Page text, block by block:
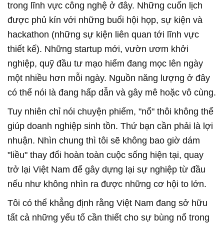
trong lĩnh vực công nghệ ở đây. Những cuốn lịch
được phủ kín với những buổi hội họp, sự kiện và
hackathon (những sự kiện liên quan tới lĩnh vực
thiết kế). Những startup mới, vườn ươm khởi
nghiệp, quỹ đầu tư mạo hiểm đang mọc lên ngày
một nhiều hơn mỗi ngày. Nguồn năng lượng ở đây
có thể nói là đang hấp dẫn và gây mê hoặc vô cùng.
Tuy nhiên chỉ nói chuyện phiếm, "nổ" thôi không thể
giúp doanh nghiệp sinh tồn. Thứ bạn cần phải là lợi
nhuận. Nhìn chung thì tôi sẽ không bao giờ dám
"liều" thay đổi hoàn toàn cuộc sống hiện tại, quay
trở lại Việt Nam để gây dựng lại sự nghiệp từ đầu
nếu như không nhìn ra được những cơ hội to lớn.
Tôi có thể khẳng định rằng Việt Nam đang sở hữu
tất cả những yếu tố cần thiết cho sự bùng nổ trong